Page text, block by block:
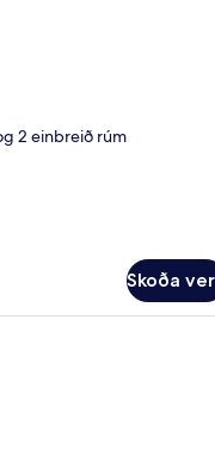
2 einbreið rúm
Skoða
„pillowtop“-dýnum, míníbar